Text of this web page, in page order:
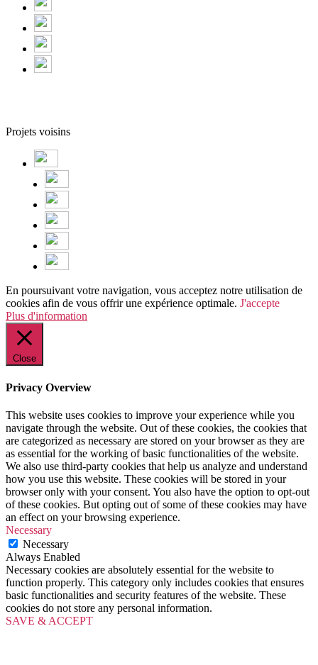
Projets voisins
En poursuivant votre navigation, vous acceptez notre utilisation de
cookies afin de vous offrir une expérience optimale. J'accepte
Plus d'information
Close
Privacy Overview
This website uses cookies to improve your experience while you
navigate through the website. Out of these cookies, the cookies that
are categorized as necessary are stored on your browser as they are
as essential for the working of basic functionalities of the website.
We also use third-party cookies that help us analyze and understand
how you use this website. These cookies will be stored in your
browser only with your consent. You also have the option to opt-out
of these cookies. But opting out of some of these cookies may have
an effect on your browsing experience.
Necessary
Necessary
Always Enabled
Necessary cookies are absolutely essential for the website to
function properly. This category only includes cookies that ensures
basic functionalities and security features of the website. These
cookies do not store any personal information.
SAVE & ACCEPT